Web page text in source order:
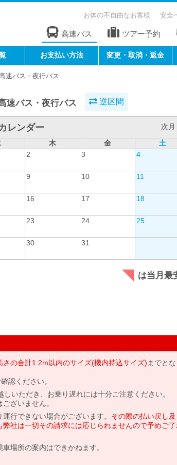
お体の不自由なお客様 安全
高速バス ツアー予約
お支払い方法 変更・取消・返金
速バス・夜行バス
速バス・夜行バス 逆区間
レンダー
次月
木 金
土
2 3 4
9 10 11
16 17 18
23 24 25
30 31
は当月最
さの合計1.2m以内のサイズ(機内持込サイズ) までと
認ください。
いただき、お乗り遅れには十分ご注意ください。
ざいません。
行できない場合がございます。 その際の払い戻し及
社は一切その請求には応じられませんので予めご
場所の案内はできかねます。